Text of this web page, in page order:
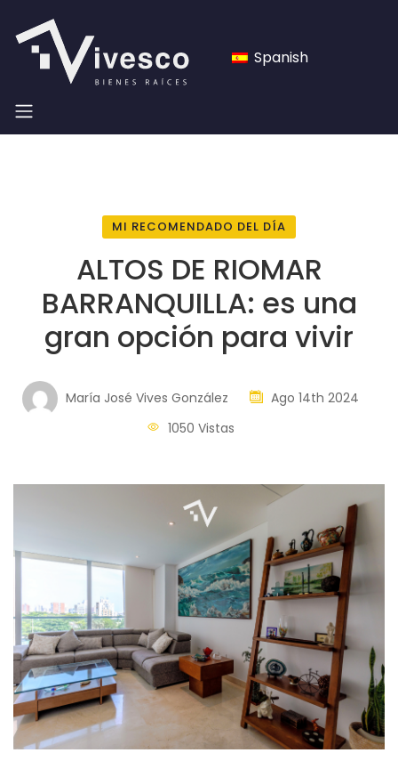
Spanish
MI RECOMENDADO DEL DÍA
ALTOS DE RIOMAR
BARRANQUILLA: es una
gran opción para vivir
María José Vives González
Ago 14th 2024
1050 Vistas